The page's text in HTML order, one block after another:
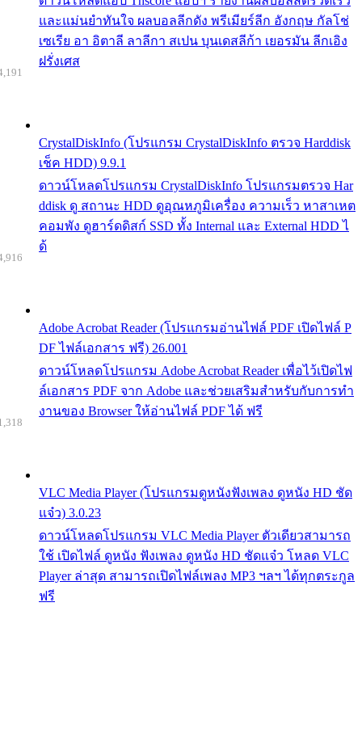
และแม่นยำทันใจ ผลบอลลีกดัง พรีเมียร์ลีก อังกฤษ กัลโช่
เซเรีย อา อิตาลี ลาลีกา สเปน บุนเดสลีก้า เยอรมัน ลีกเอิง
ฝรั่งเศส
CrystalDiskInfo (โปรแกรม CrystalDiskInfo ตรวจ Harddisk
เช็ค HDD) 9.9.1
ดาวน์โหลดโปรแกรม CrystalDiskInfo โปรแกรมตรวจ Har
ddisk ดู สถานะ HDD ดูอุณหภูมิเครื่อง ความเร็ว หาสาเหต
คอมพัง ดูฮาร์ดดิสก์ SSD ทั้ง Internal และ External HDD ไ
ด้
Adobe Acrobat Reader (โปรแกรมอ่านไฟล์ PDF เปิดไฟล์ P
DF ไฟล์เอกสาร ฟรี) 26.001
ดาวน์โหลดโปรแกรม Adobe Acrobat Reader เพื่อไว้เปิดไฟ
ล์เอกสาร PDF จาก Adobe และช่วยเสริมสำหรับกับการทำ
งานของ Browser ให้อ่านไฟล์ PDF ได้ ฟรี
VLC Media Player (โปรแกรมดูหนังฟังเพลง ดูหนัง HD ชัด
แจ๋ว) 3.0.23
ดาวน์โหลดโปรแกรม VLC Media Player ตัวเดียวสามารถ
ใช้ เปิดไฟล์ ดูหนัง ฟังเพลง ดูหนัง HD ชัดแจ๋ว โหลด VLC
Player ล่าสุด สามารถเปิดไฟล์เพลง MP3 ฯลฯ ได้ทุกตระกูล
ฟรี